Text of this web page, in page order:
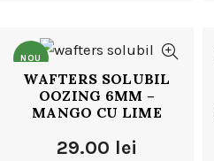
NOU
WAFTERS SOLUBIL
OOZING 6MM –
MANGO CU LIME
29.00 lei